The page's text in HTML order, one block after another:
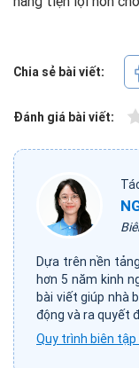
Chia sẻ bài viết:
Đánh giá bài viết:
Dựa trên nền
hơn 5 năm kinh
bài viết giúp nhà
động và ra quyết
Quy trình biên